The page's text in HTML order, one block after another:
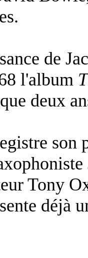
.
de
l'album
deux
son
Tony
déjà